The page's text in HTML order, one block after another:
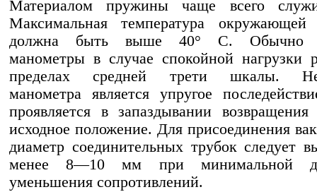
Материалом пружины чаще всего
Максимальная температура
должна быть выше 40° С. Обычно
манометры в случае спокойной нагрузки
пределах средней трети шкалы.
манометра является упругое
проявляется в запаздывании
исходное положение. Для присоединения
диаметр соединительных трубок следует
менее 8—10 мм при минимальной
уменьшения сопротивлений.